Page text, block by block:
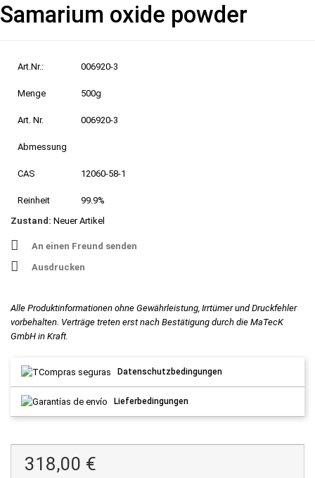
Samarium oxide powder
Art.Nr.: 006920-3
Menge 500g
Art. Nr. 006920-3
Abmessung
CAS 12060-58-1
Reinheit
99.9%
Zustand: Neuer Artikel
An einen Freund senden
Ausdrucken
Alle Produktinformationen ohne Gewährleistung, Irrtümer und Druckfehler
vorbehalten. Verträge treten erst nach Bestätigung durch die MaTecK
GmbH in Kraft.
Datenschutzbedingungen
Lieferbedingungen
318,00 €